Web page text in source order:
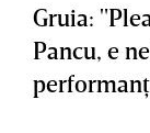
Gruia:
Pancu, e